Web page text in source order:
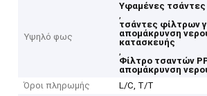
Υψηλό φως
Υφαμένες
,
τσάντες φίλτρων
απομάκρυνση
κατασκευής
,
Φίλτρο τσαντών
απομάκρυνση
Όροι πληρωμής
L/C, T/T